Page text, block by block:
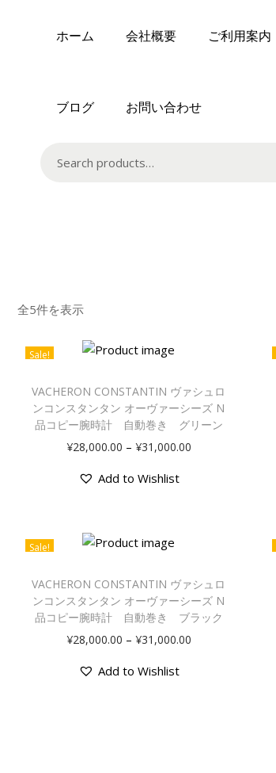
ホーム 会社概要 ご利用案内
ブログ お問い合わせ
全5件を表示
Sale!
VACHERON CONSTANTIN ヴァシュロ
ンコンスタンタン オーヴァーシーズ N
品コピー腕時計 自動巻き グリーン
¥28,000.00 – ¥31,000.00
Add to Wishlist
Sale!
VACHERON CONSTANTIN ヴァシュロ
ンコンスタンタン オーヴァーシーズ N
品コピー腕時計 自動巻き ブラック
¥28,000.00 – ¥31,000.00
Add to Wishlist